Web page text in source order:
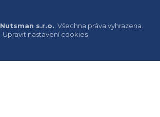
Nutsman s.r.o. . Všechna práva vyhrazena.
Upravit nastavení cookies